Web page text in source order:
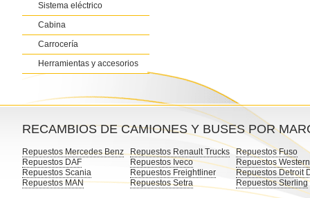
Sistema eléctrico
Cabina
Carrocería
Herramientas y accesorios
RECAMBIOS DE CAMIONES Y BUSES POR
Repuestos Mercedes Benz
Repuestos DAF
Repuestos Scania
Repuestos MAN
Repuestos Renault Trucks
Repuestos Iveco
Repuestos Freightliner
Repuestos Setra
Repuestos Fuso
Repuestos
Repuestos Detroit
Repuestos Sterling